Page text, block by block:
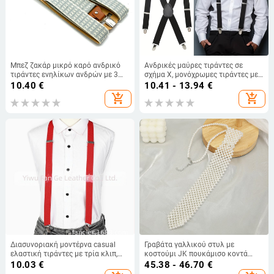
Μπεζ ζακάρ μικρό καρό ανδρικό
τιράντες ενηλίκων ανδρών με 3
κλιπ, ανδρικές ελαστικές τιράντες
με κλιπ για πουκάμισο και λουράκι
ώμου 3,5 εκ.
10.40 €
add_shopping_cart
Ανδρικές μαύρες τιράντες σε
σχήμα Χ, μονόχρωμες τιράντες με
παπιγιόν για επαγγελματικό πάρτι
10.41 - 13.94 €
add_shopping_cart
Διασυνοριακή μοντέρνα casual
ελαστική τιράντες με τρία κλιπ,
μονόχρωμες, ρυθμιζόμενες
τιράντες μήκους, εργοστασιακές,
10.03 €
Γραβάτα γαλλικού στυλ με
κοστούμι JK πουκάμισο κοντά
αξεσουάρ κομψό ταμπεραμέντο
INS στυλ μαργαριταρένια γραβάτα
45.38 - 46.70 €